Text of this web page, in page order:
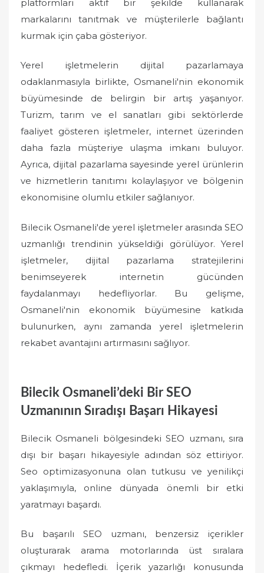
platformları aktif bir şekilde kullanarak
markalarını tanıtmak ve müşterilerle bağlantı
kurmak için çaba gösteriyor.
Yerel işletmelerin dijital pazarlamaya
odaklanmasıyla birlikte, Osmaneli'nin ekonomik
büyümesinde de belirgin bir artış yaşanıyor.
Turizm, tarım ve el sanatları gibi sektörlerde
faaliyet gösteren işletmeler, internet üzerinden
daha fazla müşteriye ulaşma imkanı buluyor.
Ayrıca, dijital pazarlama sayesinde yerel ürünlerin
ve hizmetlerin tanıtımı kolaylaşıyor ve bölgenin
ekonomisine olumlu etkiler sağlanıyor.
Bilecik Osmaneli'de yerel işletmeler arasında SEO
uzmanlığı trendinin yükseldiği görülüyor. Yerel
işletmeler, dijital pazarlama stratejilerini
benimseyerek internetin gücünden
faydalanmayı hedefliyorlar. Bu gelişme,
Osmaneli'nin ekonomik büyümesine katkıda
bulunurken, aynı zamanda yerel işletmelerin
rekabet avantajını artırmasını sağlıyor.
Bilecik Osmaneli’deki Bir SEO
Uzmanının Sıradışı Başarı Hikayesi
Bilecik Osmaneli bölgesindeki SEO uzmanı, sıra
dışı bir başarı hikayesiyle adından söz ettiriyor.
Seo optimizasyonuna olan tutkusu ve yenilikçi
yaklaşımıyla, online dünyada önemli bir etki
yaratmayı başardı.
Bu başarılı SEO uzmanı, benzersiz içerikler
oluşturarak arama motorlarında üst sıralara
çıkmayı hedefledi. İçerik yazarlığı konusunda